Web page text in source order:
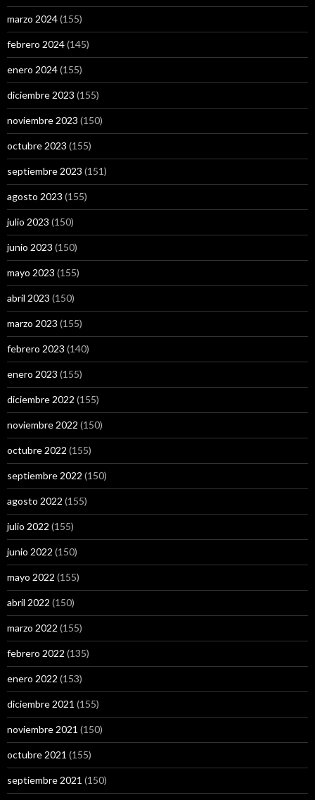
marzo 2024(155)
febrero 2024(145)
enero 2024(155)
diciembre 2023 (155)
noviembre 2023 (150)
octubre 2023 (155)
septiembre 2023 (151)
agosto 2023 (155)
julio 2023 (150)
junio 2023 (150)
mayo 2023 (155)
abril 2023 (150)
marzo 2023 (155)
febrero 2023 (140)
enero 2023 (155)
diciembre 2022 (155)
noviembre 2022 (150)
octubre 2022 (155)
septiembre 2022 (150)
agosto 2022 (155)
julio 2022 (155)
junio 2022 (150)
mayo 2022 (155)
abril 2022 (150)
marzo 2022 (155)
febrero 2022 (135)
enero 2022 (153)
diciembre 2021 (155)
noviembre 2021 (150)
octubre 2021 (155)
septiembre 2021 (150)